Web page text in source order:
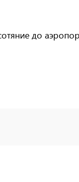
до